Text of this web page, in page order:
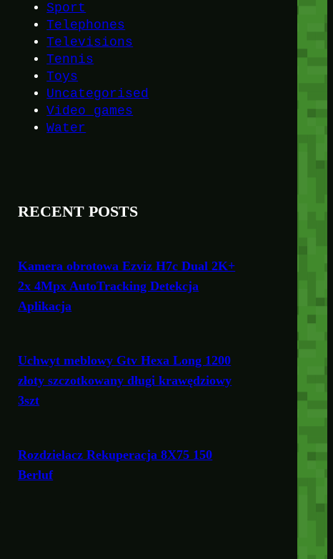
Sport
Telephones
Televisions
Tennis
Toys
Uncategorised
Video games
Water
RECENT POSTS
Kamera obrotowa Ezviz H7c Dual 2K+
2x 4Mpx AutoTracking Detekcja
Aplikacja
Uchwyt meblowy Gtv Hexa Long 1200
złoty szczotkowany długi krawędziowy
3szt
Rozdzielacz Rekuperacja 8X75 150
Berluf